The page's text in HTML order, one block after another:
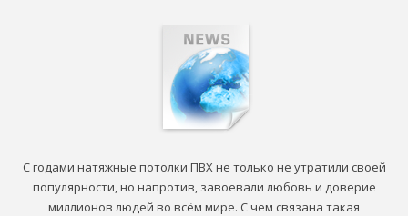
С годами натяжные потолки ПВХ не только не утратили своей
популярности, но напротив, завоевали любовь и доверие
миллионов людей во всём мире. С чем связана такая